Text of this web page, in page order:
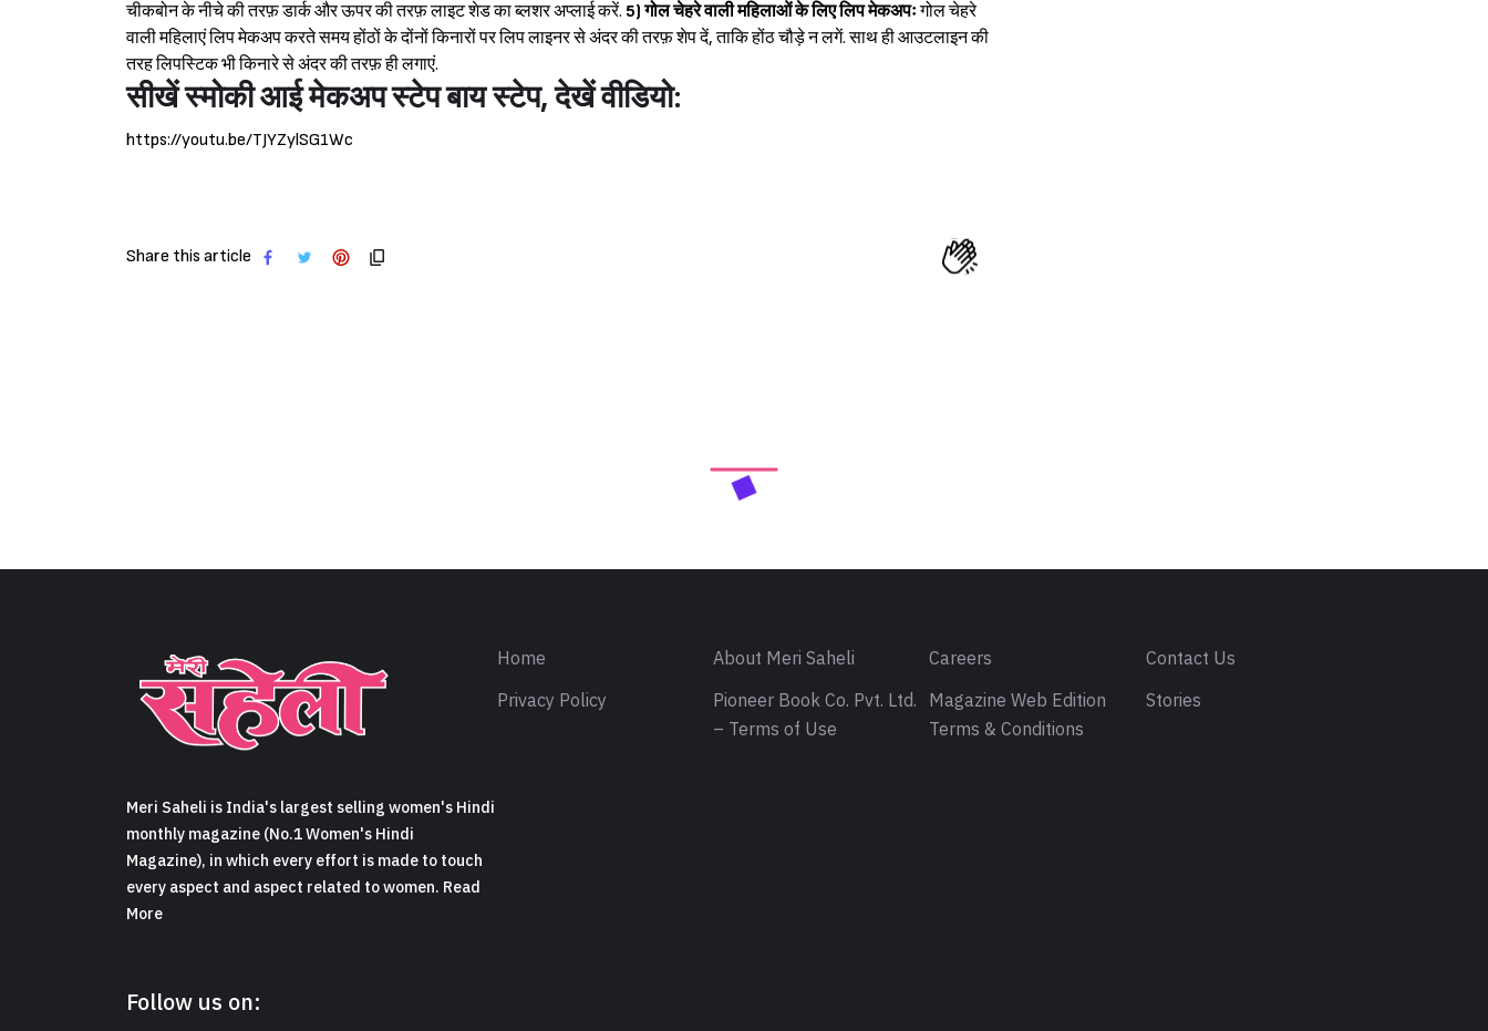
चीकबोन के नीचे की तरफ़ डार्क और ऊपर की तरफ़ लाइट शेड का ब्लशर अप्लाई करें. 5) गोल चेहरे वाली महिलाओं के लिए लिप मेकअपःगोल चेहरे
वाली महिलाएं लिप मेकअप करते समय होंठों के दोंनों किनारों पर लिप लाइनर से अंदर की तरफ़ शेप दें, ताकि होंठ चौड़े न लगें. साथ ही आउटलाइन की
तरह लिपस्टिक भी किनारे से अंदर की तरफ़ ही लगाएं.
सीखें स्मोकी आई मेकअप स्टेप बाय स्टेप, देखें वीडियो:
https://youtu.be/TJYZylSG1Wc
Share this article
Meri Saheli is India's largest selling women's Hindi
monthly magazine (No.1 Women's Hindi
Magazine), in which every effort is made to touch
every aspect and aspect related to women. Read
More
Follow us on:
Home About Meri Saheli Careers
Contact Us
Privacy Policy
Pioneer Book Co. Pvt. Ltd.
– Terms of Use
Magazine Web Edition
Terms & Conditions
Stories